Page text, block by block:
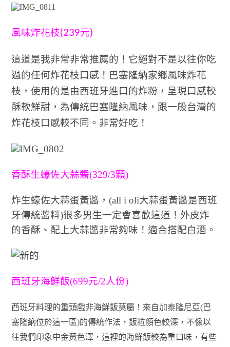
風味炸花枝(239元)
這道是我非常非常推薦的！它絕對不是以往你吃
過的任何炸花枝口感！巴塞隆納家鄉風味炸花
枝，使用的是由西班牙進口的炸粉，呈現口感較
酥軟鮮甜，為傳統巴塞隆納風味，跟一般台灣的
炸花枝口感較不同。非常好吃！
香酥生蠔佐大蒜醬(329/3顆)
炸生蠔佐大蒜蛋黃醬，(all i oli大蒜蛋黃醬是西班
牙傳統醬料)很多男生一定會喜歡這道！外皮炸
的香酥、配上大蒜醬非常夠味！適合搭配白酒。
西班牙海鮮飯(699元/2人份)
西班牙料理的重頭戲非海鮮飯莫屬！來自加泰隆尼亞(巴
塞隆納位於這一區)的傳統作法，飯粒顏色較深，不像以
往我們印象中金黃色澤，這裡的海鮮飯較為重口味，有些